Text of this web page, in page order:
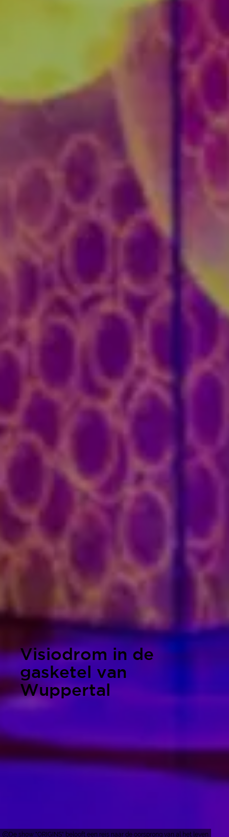
De show "ORIGINS" belooft een reis naar de oorsprong van al het leven
Visiodrom in de
gasketel van
Wuppertal